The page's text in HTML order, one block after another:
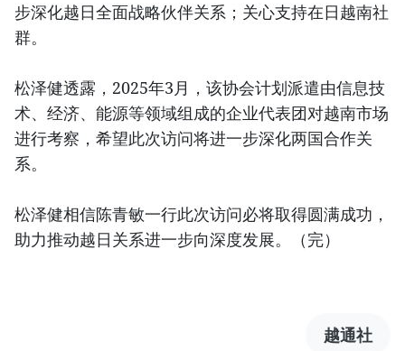
步深化越日全面战略伙伴关系；关心支持在日越南社
群。
松泽健透露，2025年3月，该协会计划派遣由信息技
术、经济、能源等领域组成的企业代表团对越南市场
进行考察，希望此次访问将进一步深化两国合作关
系。
松泽健相信陈青敏一行此次访问必将取得圆满成功，
助力推动越日关系进一步向深度发展。（完）
越通社